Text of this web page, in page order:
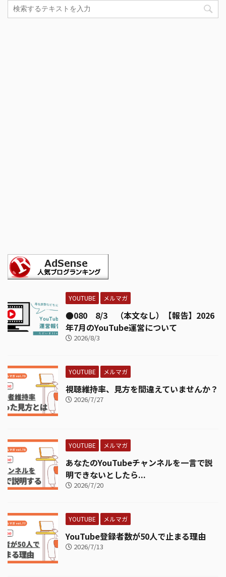
YOUTUBE メルマガ
●080 8/3 （本文なし）【報告】2026
年7月のYouTube運営について
2026/8/3
YOUTUBE メルマガ
視聴維持率、見方を間違えていませんか？
2026/7/27
YOUTUBE メルマガ
あなたのYouTubeチャンネルを一言で説
明できないとしたら...
2026/7/20
YOUTUBE メルマガ
YouTube登録者数が50人で止まる理由
2026/7/13